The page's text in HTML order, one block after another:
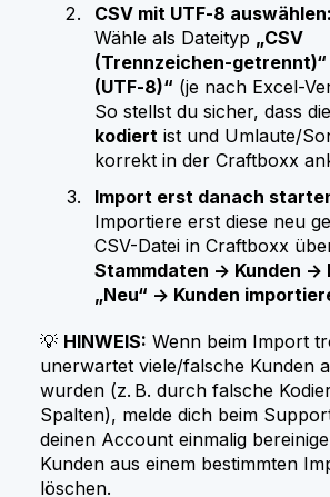
CSV mit UTF‑8 auswählen:
Wähle als Dateityp „CSV
(Trennzeichen-getrennt)“
(UTF‑8)“ (je nach Excel-
So stellst du sicher, dass
kodiert ist und Umlaute/
korrekt in der Craftboxx
Import erst danach
Importiere erst diese neu
CSV-Datei in Craftboxx
Stammdaten → Kunden →
„Neu“ → Kunden
💡 HINWEIS: Wenn beim Import
unerwartet viele/falsche Kunden
wurden (z. B. durch falsche
Spalten), melde dich beim
deinen Account einmalig
Kunden aus einem bestimmten
löschen.